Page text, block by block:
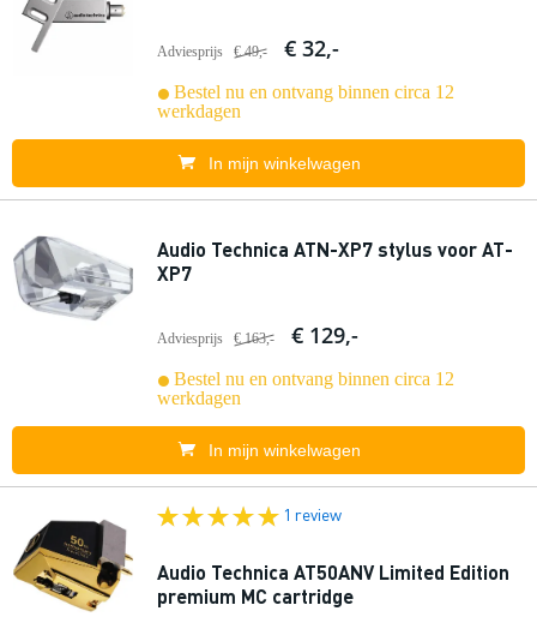
Adviesprijs € 49,- € 32,-
Bestel nu en ontvang binnen circa 12
werkdagen
In mijn winkelwagen
Audio Technica ATN-XP7 stylus voor AT-
XP7
Adviesprijs € 163,- € 129,-
Bestel nu en ontvang binnen circa 12
werkdagen
In mijn winkelwagen
1 review
Audio Technica AT50ANV Limited Edition
premium MC cartridge